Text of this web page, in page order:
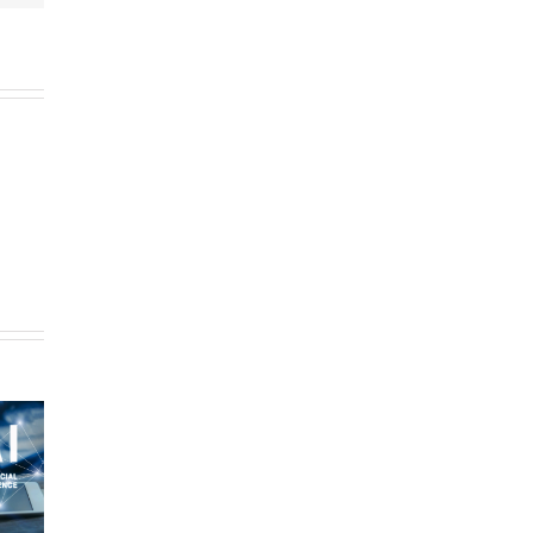
publica
para la
de la
(con
gran